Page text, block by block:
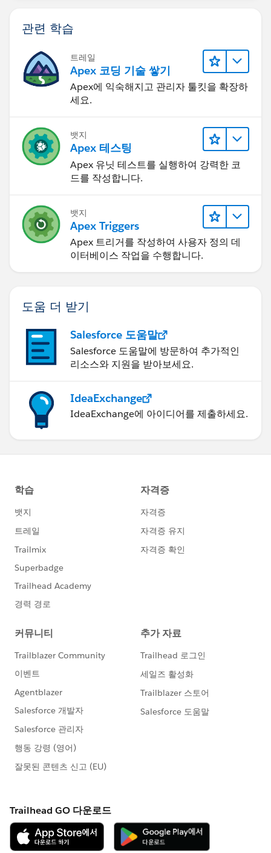
for (Discount_Coupon__c disCoupon :
discountCouponList) {
if
(oppIdToCheckBoxMap.containsKey(disCoupon.Oppo
rtunity__c)) {
if
c) == '3') {
disCoupon.Coupon_Code3__c = true;
disCoupon.Coupon_Code2__c = false;
disCoupon.Coupon_Code1__c = false;
} else if
(oppIdToCheckBoxMap.get(disCoupon.Opportunity__
c) == '2') {
disCoupon.Coupon_Code2__c = true;
disCoupon.Coupon_Code3__c = false;
disCoupon.Coupon_Code1__c = false;
} else {
disCoupon.Coupon_Code2__c = false;
}
}
}
update discountCouponList;
}
}
Please mark this as the best answer if it helps.
Thanks
Shubham Jain
}
}
}
if (oppIdToCheckBoxMap.size() > 0) {
List<Discount_Coupon__c> discountCouponList
= [SELECT Id, Coupon_Code1__c, Coupon_Code2__c,
Coupon_Code3__c FROM Discount_Coupon__c
WHERE Opportunity__c IN
:oppIdToCheckBoxMap.keySet()];
if (discountCouponList.size() > 0) {
for (Discount_Coupon__c disCoupon :
discountCouponList) {
if
(oppIdToCheckBoxMap.containsKey(disCoupon.Oppo
rtunity__c)) {
disCoupon.Coupon_Code3__c = true;
disCoupon.Coupon_Code1__c = false;
} else if
(oppIdToCheckBoxMap.get(disCoupon.Opportunity__
c) == '2') {
disCoupon.Coupon_Code2__c = true;
disCoupon.Coupon_Code3__c = false;
disCoupon.Coupon_Code1__c = false;
} else {
disCoupon.Coupon_Code1__c = true;
disCoupon.Coupon_Code2__c = false;
}
}
}
}
}
}
Please mark this as the best answer if it helps.
Shubham Jain
관련 학습
트레일
Apex 코딩 기술 쌓기
Apex에 익숙해지고 관리자 툴킷을 확장하
세요.
뱃지
Apex 테스팅
Apex 유닛 테스트를 실행하여 강력한 코
드를 작성합니다.
뱃지
Apex Triggers
Apex 트리거를 작성하여 사용자 정의 데
이터베이스 작업을 수행합니다.
도움 더 받기
Salesforce 도움말
Salesforce 도움말에 방문하여 추가적인
리소스와 지원을 받아보세요.
IdeaExchange
IdeaExchange에 아이디어를 제출하세요.